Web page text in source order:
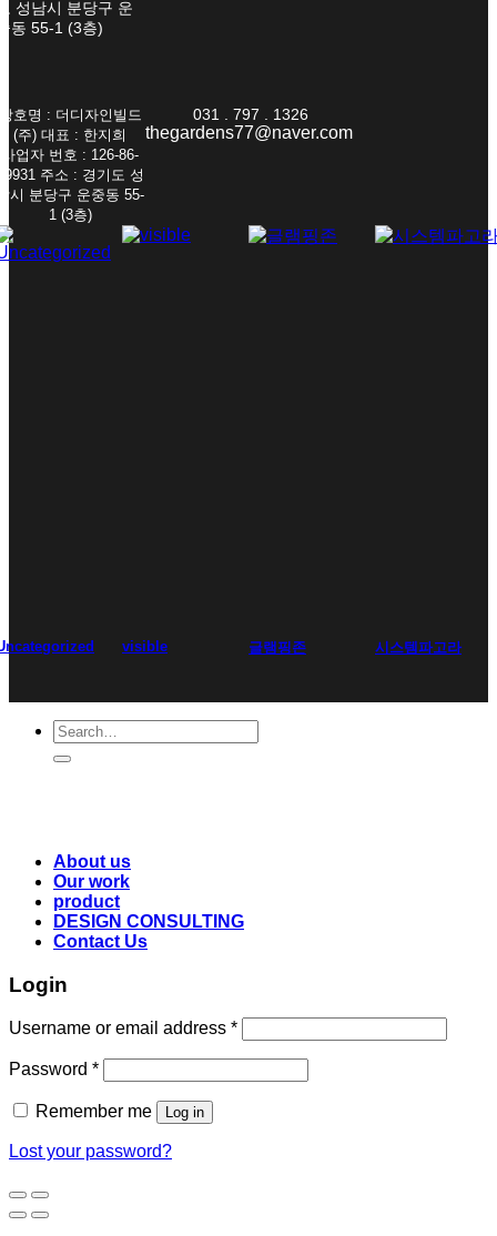
성남시 분당구 운
동 55-1 (3층)
호명 : 더디자인빌드
(주) 대표 : 한지희
사업자 번호 : 126-86-
주소 : 경기도 성
시 분당구 운중동 55-
1 (3층)
031 . 797 . 1326
thegardens77@naver.com
visible 글램핑존 시스템파고라
Search
for:
About us
Our work
product
DESIGN CONSULTING
Contact Us
Login
Username or email address *
Password *
Remember me Log in
Lost your password?